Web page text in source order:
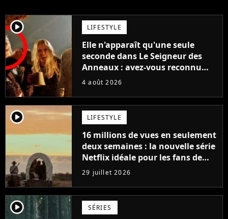
player2 LIFESTYLE
Elle n'apparaît qu'une seule
seconde dans Le Seigneur des
Anneaux : avez-vous reconnu
cette légende du cinéma dans la
4 août 2026
player2 LIFESTYLE
16 millions de vues en seulement
deux semaines : la nouvelle série
Netflix idéale pour les fans de
Yellowstone
29 juillet 2026
player2 SÉRIES